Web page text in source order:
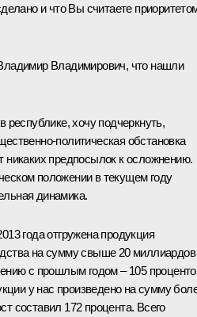
и что Вы считаете
Владимирович, что нашли
республике, хочу подчеркнуть,
политическая обстановка
никаких предпосылок к осложнению.
положении в текущем году
динамика.
года отгружена продукция
на сумму свыше 20 миллиардов
с прошлым годом – 105
у нас произведено на сумму
составил 172 процента. Всего